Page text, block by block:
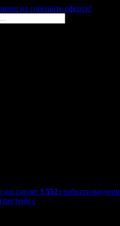
на горещите оферти!
ни следят 3 552 грабнати ваучери
спестени с